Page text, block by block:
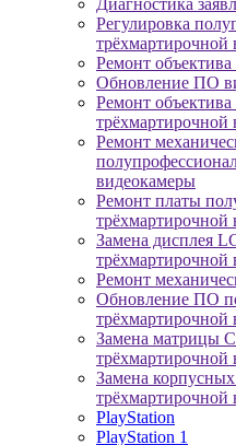
Диагностика
Регулировка
трёхмартирочной
Ремонт
Обновление ПО
Ремонт
трёхмартирочной
Ремонт
видеокамеры
Ремонт платы
трёхмартирочной
Замена дисплея
трёхмартирочной
Ремонт
Обновление ПО
трёхмартирочной
Замена матрицы
трёхмартирочной
Замена
трёхмартирочной
PlayStation
PlayStation 1